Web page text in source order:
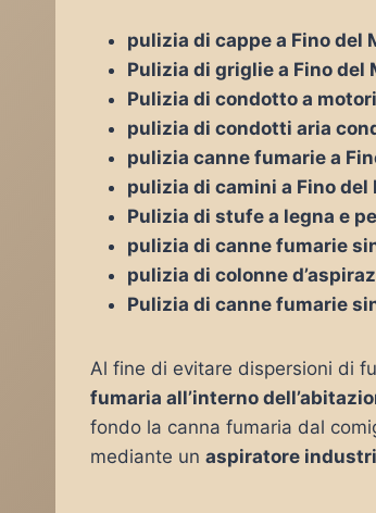
pulizia di cappe a Fino del
Pulizia di griglie a Fino del
Pulizia di condotto a
pulizia di condotti aria
pulizia canne fumarie a
pulizia di camini a Fino del
Pulizia di stufe a legna e
pulizia di canne fumarie
pulizia di colonne
Pulizia di canne fumarie
Al fine di evitare dispersioni di
fumaria all’interno
fondo la canna fumaria dal
mediante un aspiratore